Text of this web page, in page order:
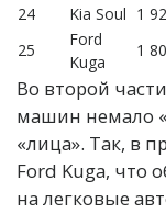
24
Kia Soul 1
25
Ford
Kuga
1
Во второй
машин немало
«лица». Так, в
Ford Kuga, что
на легковые